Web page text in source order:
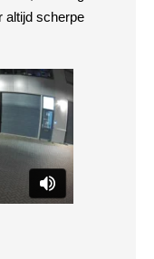
altijd scherpe